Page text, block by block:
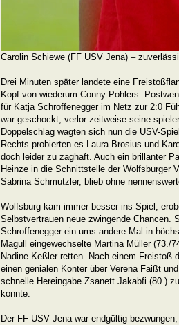
Carolin Schiewe (FF USV Jena) –
Drei Minuten später landete eine
Kopf von wiederum Conny Pohlers.
für Katja Schroffenegger im Netz zur 2:0
war geschockt, verlor zeitweise seine
Doppelschlag wagten sich nun die USV-
Rechts probierten es Laura Brosius und
doch leider zu zaghaft. Auch ein brillanter
Heinze in die Schnittstelle der Wolfsburger
Sabrina Schmutzler, blieb ohne
Wolfsburg kam immer besser ins Spiel,
Selbstvertrauen neue zwingende Chancen.
Schroffenegger ein ums andere Mal in
Magull eingewechselte Martina Müller (73./
Nadine Keßler retten. Nach einem Freistoß
einen genialen Konter über Verena Faißt
schnelle Hereingabe Zsanett Jakabfi (80.)
konnte.
Der FF USV Jena war endgültig